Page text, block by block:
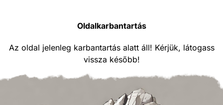
Oldalkarbantartás
Az oldal jelenleg karbantartás alatt áll! Kérjük, látogass
vissza később!